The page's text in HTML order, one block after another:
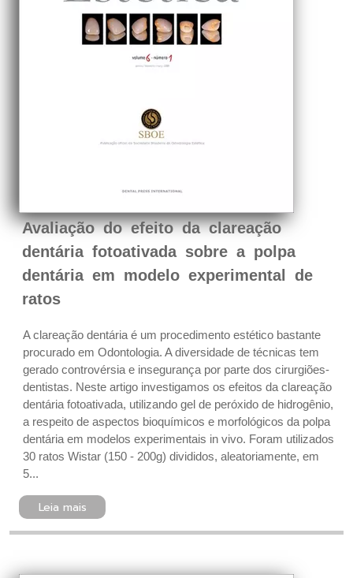
Avaliação do efeito da clareação
dentária fotoativada sobre a polpa
dentária em modelo experimental de
ratos
A clareação dentária é um procedimento estético bastante
procurado em Odontologia. A diversidade de técnicas tem
gerado controvérsia e insegurança por parte dos cirurgiões-
dentistas. Neste artigo investigamos os efeitos da clareação
dentária fotoativada, utilizando gel de peróxido de hidrogênio,
a respeito de aspectos bioquímicos e morfológicos da polpa
dentária em modelos experimentais in vivo. Foram utilizados
30 ratos Wistar (150 - 200g) divididos, aleatoriamente, em
5...
Leia mais